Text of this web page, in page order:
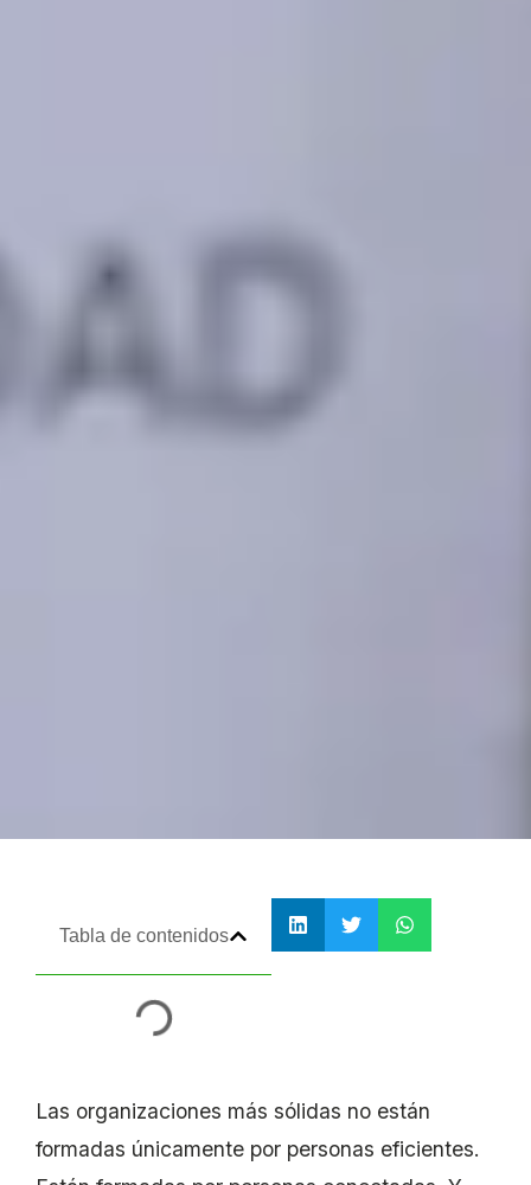
Tabla de contenidos
Las organizaciones más sólidas no están
formadas únicamente por personas eficientes.